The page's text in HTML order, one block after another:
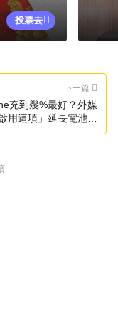
投票去
下一篇
充到幾%最好？外媒
用這項」延長電池壽
命